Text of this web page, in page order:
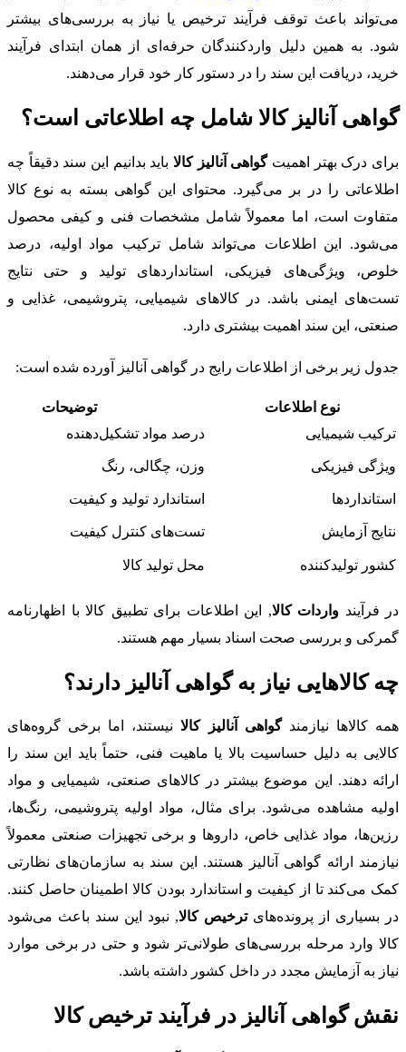
می‌تواند باعث توقف فرآیند ترخیص یا نیاز به بررسی‌های بیشتر
شود. به همین دلیل واردکنندگان حرفه‌ای از همان ابتدای فرآیند
خرید، دریافت این سند را در دستور کار خود قرار می‌دهند.
گواهی آنالیز کالا شامل چه اطلاعاتی است؟
برای درک بهتر اهمیتگواهی آنالیز کالا باید بدانیم این سند دقیقاً چه
اطلاعاتی را در بر می‌گیرد. محتوای این گواهی بسته به نوع کالا
متفاوت است، اما معمولاً شامل مشخصات فنی و کیفی محصول
می‌شود. این اطلاعات می‌تواند شامل ترکیب مواد اولیه، درصد
خلوص، ویژگی‌های فیزیکی، استانداردهای تولید و حتی نتایج
تست‌های ایمنی باشد. در کالاهای شیمیایی، پتروشیمی، غذایی و
صنعتی، این سند اهمیت بیشتری دارد.
جدول زیر برخی از اطلاعات رایج در گواهی آنالیز آورده شده است:
نوع اطلاعات
توضیحات
ترکیب شیمیایی
درصد مواد تشکیل‌دهنده
ویژگی فیزیکی وزن، چگالی، رنگ
استانداردها استاندارد تولید و کیفیت
نتایج آزمایش تست‌های کنترل کیفیت
کشور تولیدکننده محل تولید کالا
در فرآیند واردات کالا, این اطلاعات برای تطبیق کالا با اظهارنامه
گمرکی و بررسی صحت اسناد بسیار مهم هستند.
چه کالاهایی نیاز به گواهی آنالیز دارند؟
همه کالاها نیازمندگواهی آنالیز کالانیستند، اما برخی گروه‌های
کالایی به دلیل حساسیت بالا یا ماهیت فنی، حتماً باید این سند را
ارائه دهند. این موضوع بیشتر در کالاهای صنعتی، شیمیایی و مواد
اولیه مشاهده می‌شود. برای مثال، مواد اولیه پتروشیمی، رنگ‌ها،
رزین‌ها، مواد غذایی خاص، داروها و برخی تجهیزات صنعتی معمولاً
نیازمند ارائه گواهی آنالیز هستند. این سند به سازمان‌های نظارتی
کمک می‌کند تا از کیفیت و استاندارد بودن کالا اطمینان حاصل کنند.
در بسیاری از پرونده‌هایترخیص کالا, نبود این سند باعث می‌شود
کالا وارد مرحله بررسی‌های طولانی‌تر شود و حتی در برخی موارد
نیاز به آزمایش مجدد در داخل کشور داشته باشد.
نقش گواهی آنالیز در فرآیند ترخیص کالا